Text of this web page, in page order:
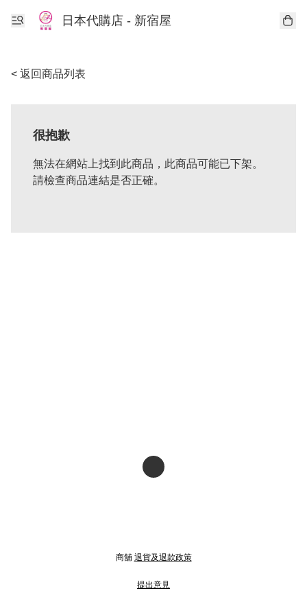
日本代購店 - 新宿屋
< 返回商品列表
很抱歉
無法在網站上找到此商品，此商品可能已下架。
請檢查商品連結是否正確。
商舖 退貨及退款政策
提出意見